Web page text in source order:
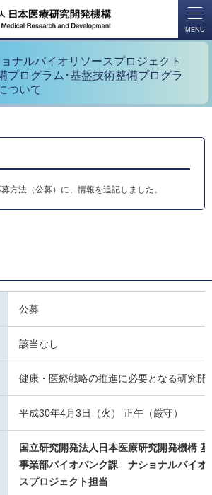
MENU
ナルバイオリソースプロジェクト
プログラム･基盤技術整備プログラ
ついて
方法（公募）に、情報を追記しました。
公募
該当なし
健康・医療戦略の推進に必要となる研究開
平成30年4月3日（火） 正午（厳守）
国立研究開発法人日本医療研究開発機構
事業部バイオバンク課
ナショナルバイオ
スプロジェクト担当